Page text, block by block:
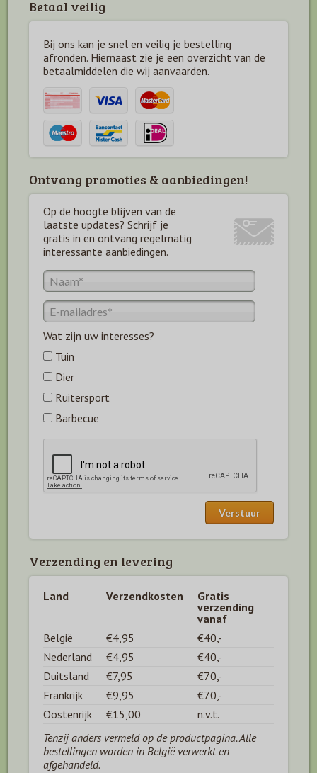
Betaal veilig
Bij ons kan je snel en veilig je bestelling
afronden. Hiernaast zie je een overzicht van de
betaalmiddelen die wij aanvaarden.
Ontvang promoties & aanbiedingen!
Op de hoogte blijven van de
laatste updates? Schrijf je
gratis in en ontvang regelmatig
interessante aanbiedingen.
Wat zijn uw interesses?
Tuin
Dier
Ruitersport
Barbecue
Verzending en levering
Land Verzendkosten
Gratis
verzending
vanaf
België
€4,95
€40,-
Nederland
€4,95
€40,-
Duitsland
€7,95
€70,-
Frankrijk
€9,95
€70,-
Oostenrijk
€15,00
n.v.t.
Tenzij anders vermeld op de productpagina. Alle
bestellingen worden in België verwerkt en
afgehandeld.